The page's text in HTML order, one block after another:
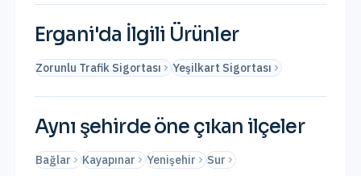
Ergani'da İlgili Ürünler
Zorunlu Trafik Sigortası Yeşilkart Sigortası
Aynı şehirde öne çıkan ilçeler
Bağlar Kayapınar Yenişehir Sur